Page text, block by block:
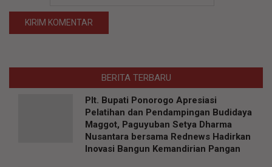
BERITA TERBARU
Plt. Bupati Ponorogo Apresiasi
Pelatihan dan Pendampingan Budidaya
Maggot, Paguyuban Setya Dharma
Nusantara bersama Rednews Hadirkan
Inovasi Bangun Kemandirian Pangan